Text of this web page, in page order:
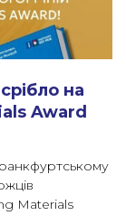
на
Award
Materials